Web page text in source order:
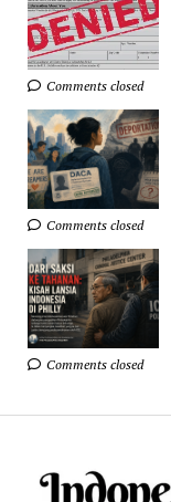
Comments closed
Comments closed
Comments closed